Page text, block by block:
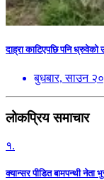
दाह्रा काटिएपछि पनि ध्रुवेको
बुधबार, साउन
लोकप्रिय समाचार
१.
क्यान्सर पीडित बामपन्थी